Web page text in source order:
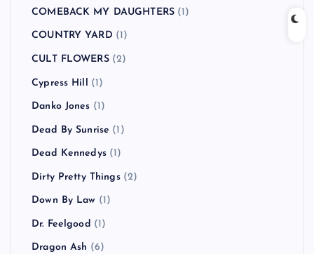
COMEBACK MY DAUGHTERS (1)
COUNTRY YARD (1)
CULT FLOWERS(2)
Cypress Hill (1)
Danko Jones (1)
Dead By Sunrise (1)
Dead Kennedys(1)
Dirty Pretty Things(2)
Down By Law (1)
Dr. Feelgood (1)
Dragon Ash (6)